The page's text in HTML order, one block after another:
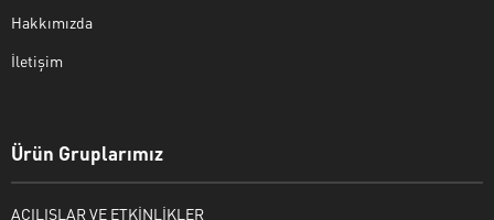
Hakkımızda
İletişim
Ürün Gruplarımız
AÇILIŞLAR VE ETKİNLİKLER